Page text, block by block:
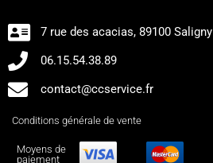
7 rue des acacias, 89100 Saligny
06.15.54.38.89
contact@ccservice.fr
Conditions générale de vente
Moyens de
paiement